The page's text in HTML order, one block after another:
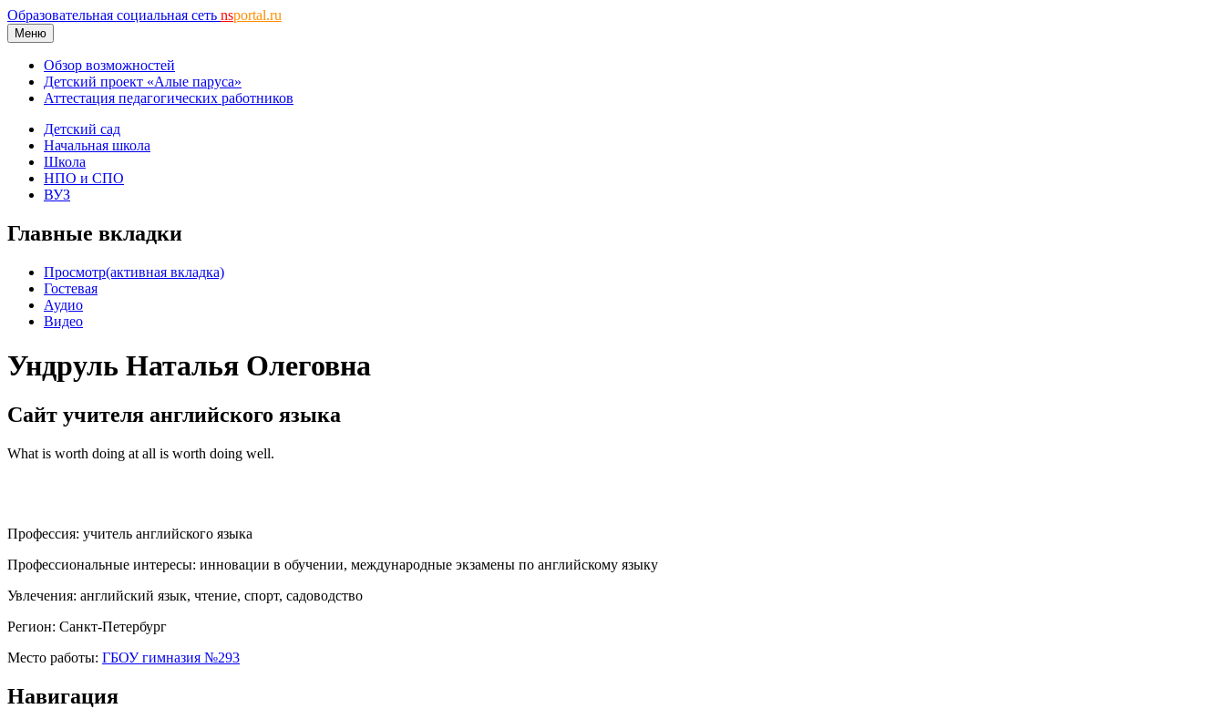
Образовательная социальная сеть nsportal.ru
Меню
Обзор возможностей
Детский проект «Алые паруса»
Аттестация педагогических работников
Детский сад
Начальная школа
Школа
НПО и СПО
ВУЗ
Главные вкладки
Просмотр(активная вкладка)
Гостевая
Аудио
Видео
Ундруль Наталья Олеговна
Сайт учителя английского языка
What is worth doing at all is worth doing well.
Профессия: учитель английского языка
Профессиональные интересы: инновации в обучении, международные экзамены по английскому языку
Увлечения: английский язык, чтение, спорт, садоводство
Регион: Санкт-Петербург
Место работы: ГБОУ гимназия №293
Навигация